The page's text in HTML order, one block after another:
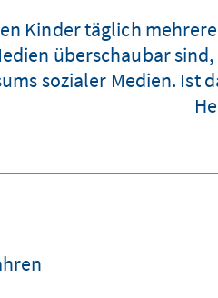
Kinder täglich
überschaubar
sozialer Medien. Ist